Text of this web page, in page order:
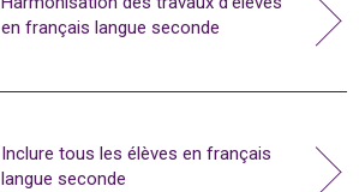
en français langue seconde
Inclure tous les élèves en français
langue seconde